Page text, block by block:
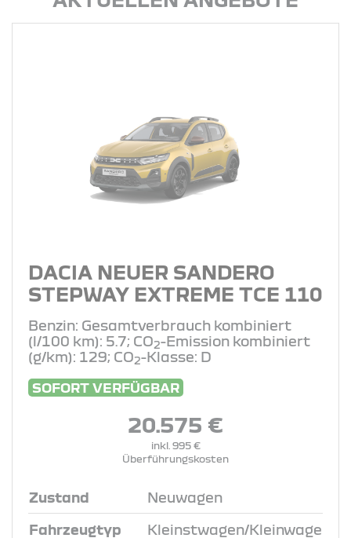
DACIA NEUER SANDERO
STEPWAY EXTREME TCE 110
Benzin: Gesamtverbrauch kombiniert
(l/100 km): 5.7; CO2-Emission kombiniert
(g/km): 129; CO2-Klasse: D
SOFORT VERFÜGBAR
20.575 €
inkl. 995 €
Überführungskosten
Zustand Neuwagen
Fahrzeugtyp
Kleinstwagen/Kleinwage